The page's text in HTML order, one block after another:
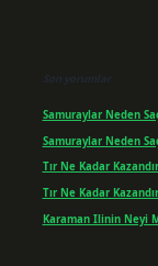
Son yorumlar
Samuraylar Neden
Samuraylar Neden
Tır Ne Kadar
Tır Ne Kadar
Karaman Ilinin Neyi